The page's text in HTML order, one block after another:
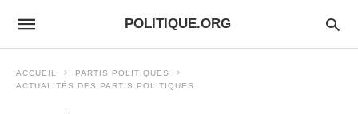
POLITIQUE.ORG
ACCUEIL
PARTIS POLITIQUES
ACTUALITÉS DES PARTIS POLITIQUES